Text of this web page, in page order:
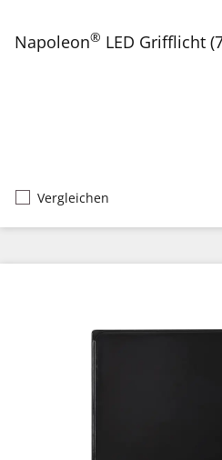
Napoleon® LED Grifflicht
Vergleichen